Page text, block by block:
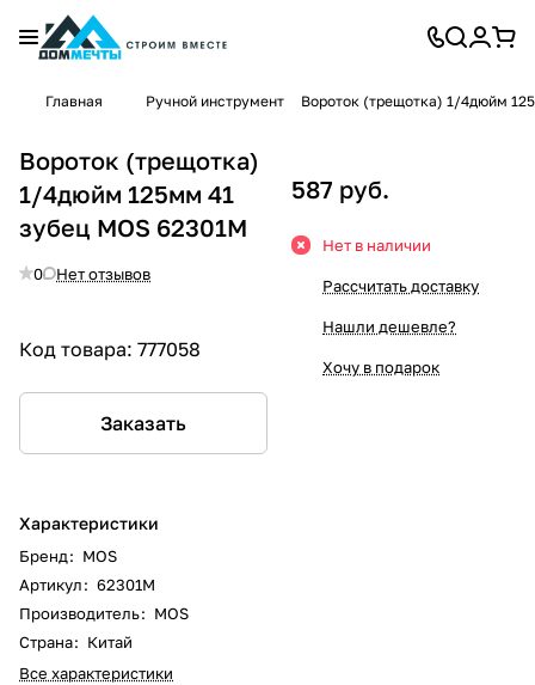
Главная Ручной инструмент Вороток (трещотка) 1/4дюйм
Вороток (трещотка)
1/4дюйм 125мм 41
зубец MOS 62301М
0 Нет отзывов
Код товара: 777058
Заказать
Характеристики
Бренд: MOS
Артикул: 62301М
Производитель: MOS
Страна: Китай
Все характеристики
587 руб.
Нет в наличии
Рассчитать доставку
Нашли дешевле?
Хочу в подарок